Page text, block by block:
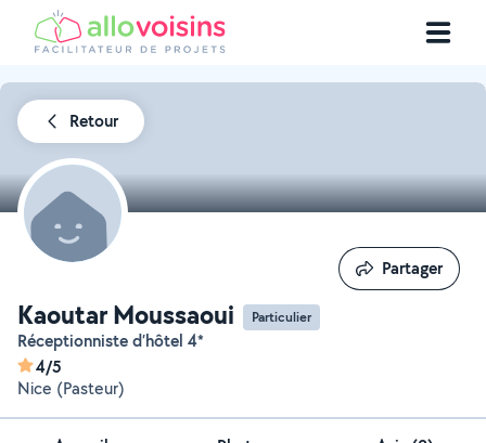
Retour
Kaoutar Moussaoui Particulier
Réceptionniste d’hôtel 4*
4/5
Nice (Pasteur)
Partager
Partager